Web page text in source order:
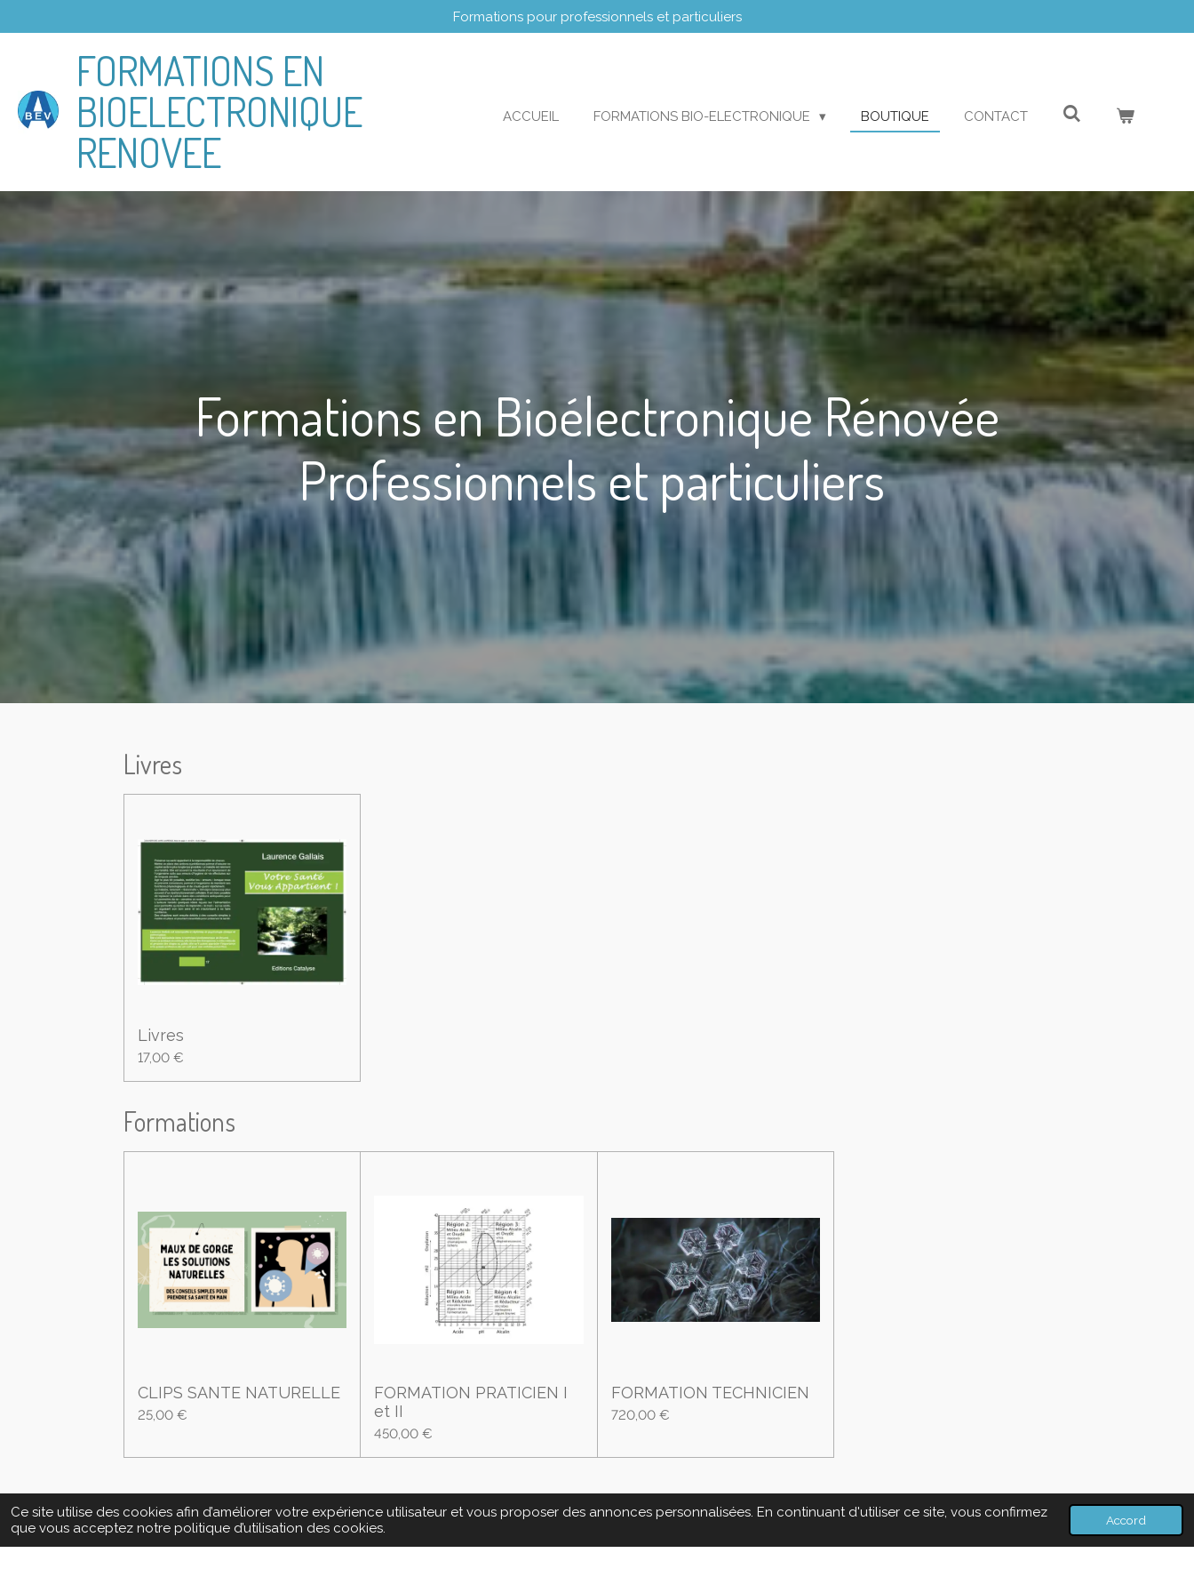
Ce site utilise des cookies afin d’améliorer votre expérience utilisateur et vous proposer des annonces personnalisées. En continuant d'utiliser ce site, vous confirmez
que vous acceptez notre politique d’utilisation des cookies.
Accord
au
Formations pour professionnels et particuliers
FORMATIONS EN
BIOELECTRONIQUE
RENOVEE
ACCUEIL FORMATIONS BIO-ELECTRONIQUE BOUTIQUE CONTACT
Formations en Bioélectronique Rénovée
Professionnels et particuliers
Livres
Livres
17,00 €
Formations
CLIPS SANTE NATURELLE
25,00 €
FORMATION PRATICIEN I
et II
450,00 €
FORMATION TECHNICIEN
720,00 €